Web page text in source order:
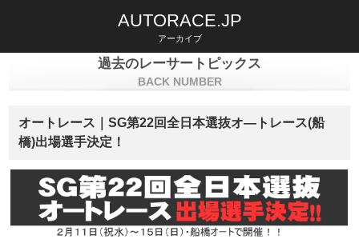
AUTORACE.JP
アーカイブ
過去のレーサートピックス
BACK NUMBER
オートレース｜SG第22回全日本選抜オ―トレース(船
橋)出場選手決定！